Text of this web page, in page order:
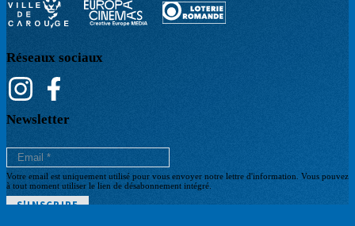
Réseaux sociaux
Newsletter
Votre email est uniquement utilisé pour vous envoyer notre lettre d'information. Vous pouvez
à tout moment utiliser le lien de désabonnement intégré.